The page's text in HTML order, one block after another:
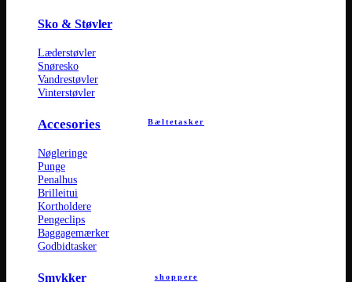
Sko & Støvler
Læderstøvler
Snøresko
Vandrestøvler
Vinterstøvler
Accesories
Nøgleringe
Punge
Penalhus
Brilleitui
Kortholdere
Pengeclips
Baggagemærker
Godbidtasker
Smykker
Bæltetasker
shoppere